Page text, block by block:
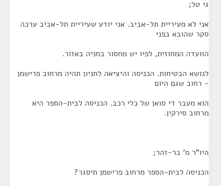
גי טל;
אני לא מעיריית תל-אביב. אני יודע שעיריית תל-אביב ערכה
סקר שהובא בפני
הוועדה המחוזית, לפיו יש מחסור בחניה באזור.
לנושא הבטיחות. הכניסה והיציאה לחניון תהיה מרחוב פרישמן
- רחוב שגם היום
הוא מעבר די סואן של כלי רכב. הכניסה לבית-הספר היא
מרחוב סירקין.
היו"ר מ' בר-זהר;
הכניסה לבית-הספר מרחוב פרישמן תיסגר?